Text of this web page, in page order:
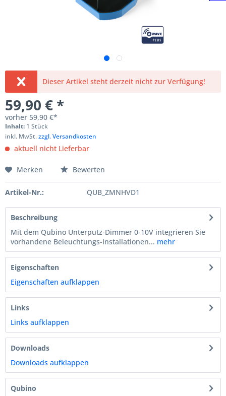
Dieser Artikel steht derzeit nicht zur Verfügung!
59,90 € *
vorher 59,90 €*
Inhalt: 1 Stück
inkl. MwSt.zzgl. Versandkosten
aktuell nicht Lieferbar
Merken Bewerten
Artikel-Nr.: QUB_ZMNHVD1
Beschreibung
Mit dem Qubino Unterputz-Dimmer 0-10V integrieren Sie
vorhandene Beleuchtungs-Installationen... mehr
Eigenschaften
Eigenschaften aufklappen
Links
Links aufklappen
Downloads
Downloads aufklappen
Qubino